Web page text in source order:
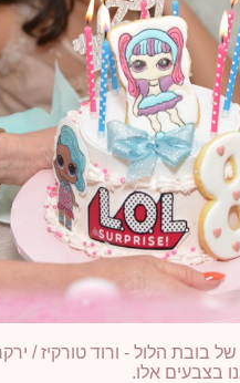
בובת הלול - ורוד טורקיז /
בצבעים אלו.